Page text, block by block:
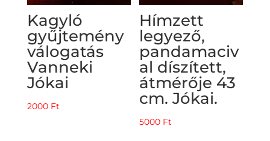
Kagyló
gyűjtemény
válogatás
Vanneki
Jókai
2000 Ft
Hímzett
legyező,
pandamaciv
al díszített,
átmérője 43
cm. Jókai.
5000 Ft